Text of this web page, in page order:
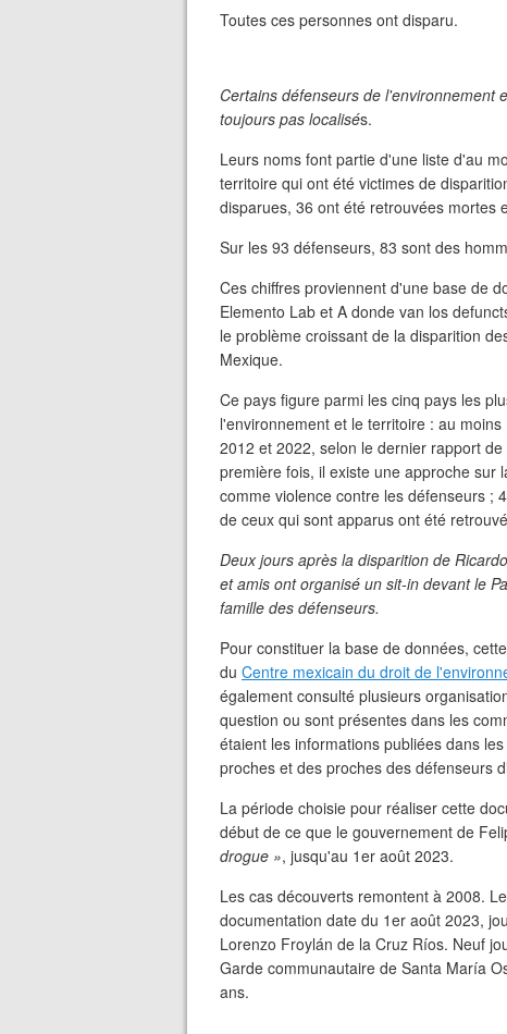
Toutes ces personnes ont disparu.
Certains défenseurs de l'environnement
toujours pas localisés.
Leurs noms font partie d'une liste d'au
territoire qui ont été victimes de
disparues, 36 ont été retrouvées mortes
Sur les 93 défenseurs, 83 sont des
Ces chiffres proviennent d'une base de
Elemento Lab et A donde van los
le problème croissant de la disparition
Mexique.
Ce pays figure parmi les cinq pays les
l'environnement et le territoire : au
2012 et 2022, selon le dernier rapport
première fois, il existe une approche sur
comme violence contre les défenseurs ;
de ceux qui sont apparus ont été
Deux jours après la disparition de
et amis ont organisé un sit-in devant le
famille des défenseurs.
Pour constituer la base de données,
du Centre mexicain du droit de
également consulté plusieurs
question ou sont présentes dans les
étaient les informations publiées dans
proches et des proches des défenseurs
La période choisie pour réaliser cette
début de ce que le gouvernement de
drogue », jusqu'au 1er août 2023.
Les cas découverts remontent à 2008.
documentation date du 1er août 2023,
Lorenzo Froylán de la Cruz Ríos. Neuf
Garde communautaire de Santa María
ans.